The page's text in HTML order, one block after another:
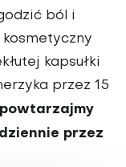
ból i
kosmetyczny
kapsułki
przez 15
przez